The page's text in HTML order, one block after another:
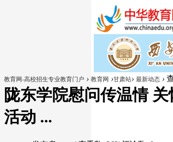
教育网-高校招生专业教育门户 › 教育网 ›甘肃站› 最新动态 ›
陇东学院慰问传温情
活动 ...